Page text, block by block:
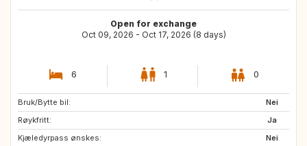
Open for exchange
Oct 09, 2026 - Oct 17, 2026 (8 days)
6 1 0
Bruk/Bytte bil:
Nei
Røykfritt:
Ja
Kjæledyrpass ønskes:
Nei
US
IT
JP